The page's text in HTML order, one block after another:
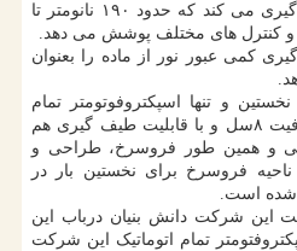
تابش الکترومغناطیسی اندازه گیری می کند که حدود ۱۹۰ نانومتر تا
کمی عبور نور از ماده را بعنوان
و تنها اسپکتروفوتومتر تمام
اتوماتیک و مانیتوردار را با ظرفیت ۸سل و با قابلیت طیف گیری هم
و همین طور فروسرخ، طراحی و
فروسرخ برای نخستین بار در
شده است.
این شرکت دانش بنیان درباب این
تمام اتوماتیک این شرکت